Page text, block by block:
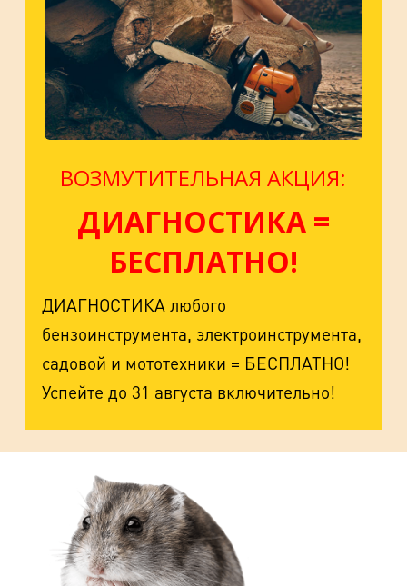
ВОЗМУТИТЕЛЬНАЯ АКЦИЯ:
ДИАГНОСТИКА =
БЕСПЛАТНО!
ДИАГНОСТИКА любого
бензоинструмента, электроинструмента,
садовой и мототехники = БЕСПЛАТНО!
Успейте до 31 августа включительно!